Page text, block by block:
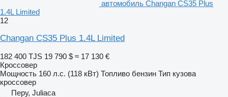
автомобиль Changan CS35 Plus
1.4L Limited
12
Changan CS35 Plus 1.4L Limited
182 400 TJS 19 790 $ ≈ 17 130 €
Кроссовер
Мощность 160 л.с. (118 кВт) Топливо бензин Тип кузова
кроссовер
Перу, Juliaca